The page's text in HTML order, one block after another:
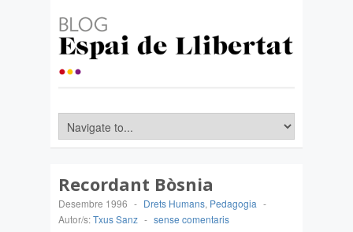
Recordant Bòsnia
Desembre 1996 - Drets Humans, Pedagogia -
Autor/s:Txus Sanz - sense comentaris